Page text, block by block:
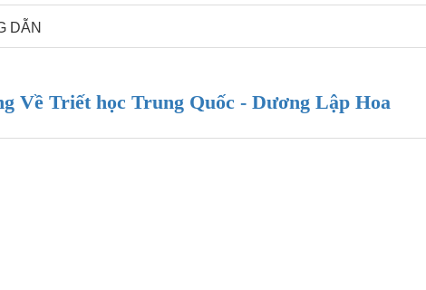
DẪN
Về Triết học Trung Quốc - Dương Lập Hoa